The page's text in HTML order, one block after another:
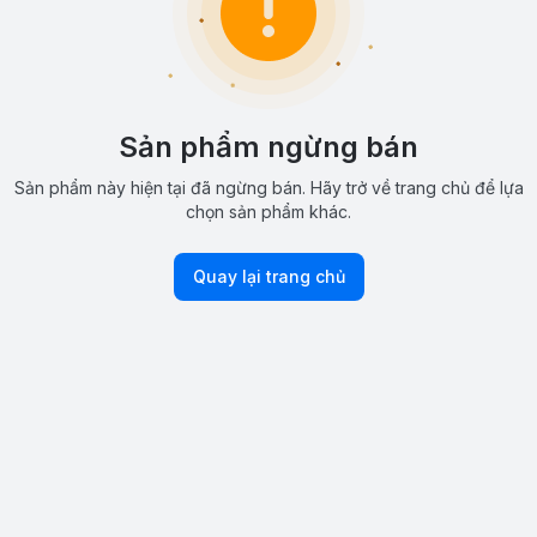
Sản phẩm ngừng bán
Sản phẩm này hiện tại đã ngừng bán. Hãy trở về trang chủ để lựa
chọn sản phẩm khác.
Quay lại trang chủ